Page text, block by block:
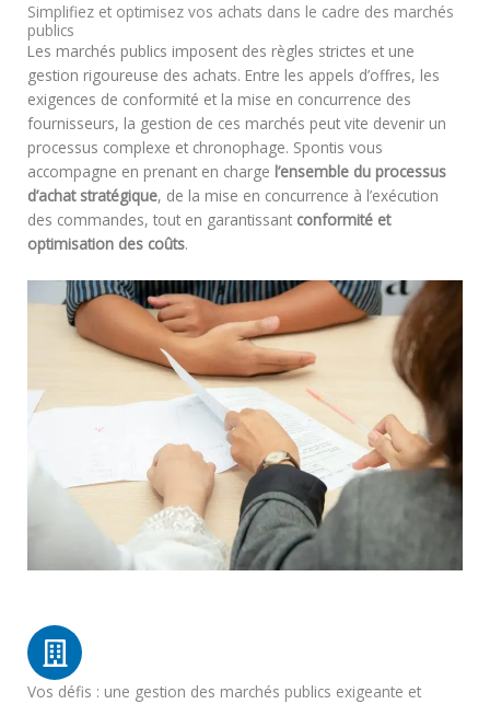
Simplifiez et optimisez vos achats dans le cadre des marchés
publics
Les marchés publics imposent des règles strictes et une
gestion rigoureuse des achats. Entre les appels d’offres, les
exigences de conformité et la mise en concurrence des
fournisseurs, la gestion de ces marchés peut vite devenir un
processus complexe et chronophage. Spontis vous
accompagne en prenant en charge l’ensemble du processus
d’achat stratégique, de la mise en concurrence à l’exécution
des commandes, tout en garantissant conformité et
optimisation des coûts.
Vos défis : une gestion des marchés publics exigeante et